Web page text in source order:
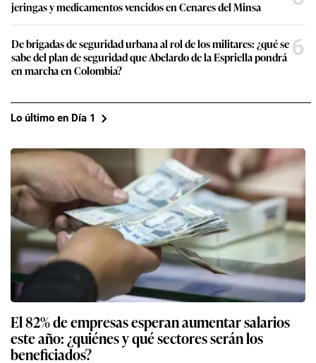
jeringas y medicamentos vencidos en Cenares del Minsa
De brigadas de seguridad urbana al rol de los militares: ¿qué se
sabe del plan de seguridad que Abelardo de la Espriella pondrá
en marcha en Colombia?
6
Lo último en Día 1
El 82% de empresas esperan aumentar salarios
este año: ¿quiénes y qué sectores serán los
beneficiados?